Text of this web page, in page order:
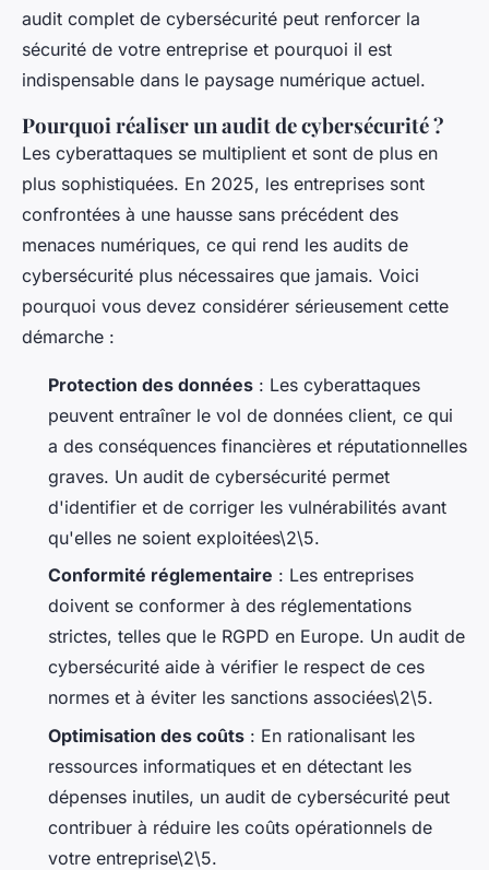
audit complet de cybersécurité peut renforcer la
sécurité de votre entreprise et pourquoi il est
indispensable dans le paysage numérique actuel.
Pourquoi réaliser un audit de cybersécurité ?
Les cyberattaques se multiplient et sont de plus en
plus sophistiquées. En 2025, les entreprises sont
confrontées à une hausse sans précédent des
menaces numériques, ce qui rend les audits de
cybersécurité plus nécessaires que jamais. Voici
pourquoi vous devez considérer sérieusement cette
démarche :
Protection des données : Les cyberattaques
peuvent entraîner le vol de données client, ce qui
a des conséquences financières et réputationnelles
graves. Un audit de cybersécurité permet
d'identifier et de corriger les vulnérabilités avant
qu'elles ne soient exploitées\2\5.
Conformité réglementaire : Les entreprises
doivent se conformer à des réglementations
strictes, telles que le RGPD en Europe. Un audit de
cybersécurité aide à vérifier le respect de ces
normes et à éviter les sanctions associées\2\5.
Optimisation des coûts : En rationalisant les
ressources informatiques et en détectant les
dépenses inutiles, un audit de cybersécurité peut
contribuer à réduire les coûts opérationnels de
votre entreprise\2\5.